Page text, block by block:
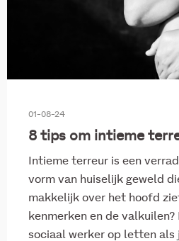
01-08-24
8 tips om intieme
Intieme terreur is een
vorm van huiselijk geweld
makkelijk over het hoofd
kenmerken en de valkuilen?
sociaal werker op letten als